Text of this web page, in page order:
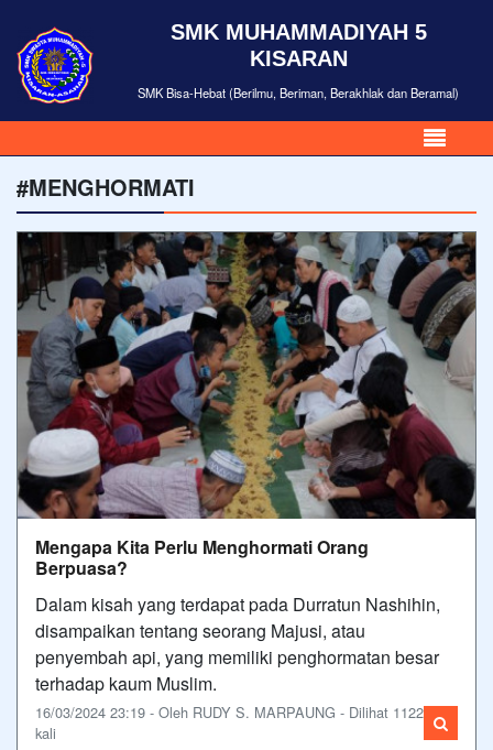
SMK MUHAMMADIYAH 5
KISARAN
SMK Bisa-Hebat (Berilmu, Beriman, Berakhlak dan Beramal)
#MENGHORMATI
Mengapa Kita Perlu Menghormati Orang
Berpuasa?
Dalam kisah yang terdapat pada Durratun Nashihin,
disampaikan tentang seorang Majusi, atau
penyembah api, yang memiliki penghormatan besar
terhadap kaum Muslim.
16/03/2024 23:19 - Oleh RUDY S. MARPAUNG - Dilihat 1122
kali